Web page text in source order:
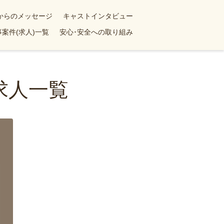
らのメッセージ
キャストインタビュー
案件(求人)一覧 安心･安全への取り組み
人一覧